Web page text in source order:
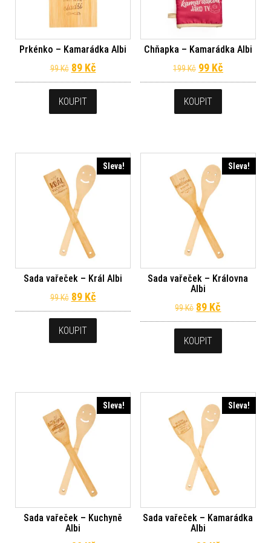
Prkénko – Kamarádka Albi
99Kč Původní cena byla: 99 Kč.
89 KčAktuální cena je: 89 Kč.
KOUPIT
Chňapka – Kamarádka Albi
199Kč Původní cena
99 KčAktuální
KOUPIT
Sleva!
Sada vařeček – Král Albi
99Kč Původní cena byla: 99 Kč.
89 KčAktuální cena je: 89 Kč.
KOUPIT
Sleva!
Sada vařeček – Královna
Albi
99Kč Původní cena
89 Kč
KOUPIT
Sleva!
Sada vařeček – Kuchyně
Albi
Sleva!
Sada vařeček – Kamarádka
Albi